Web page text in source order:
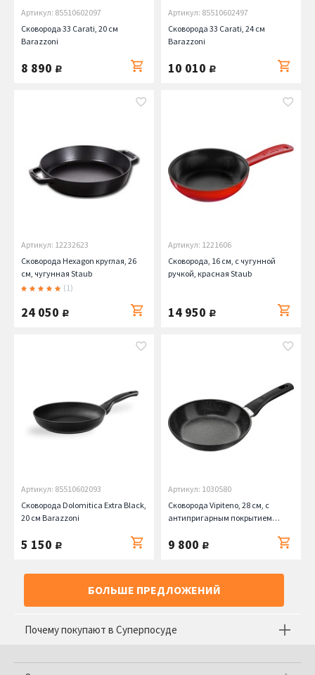
Артикул: 85510602097
Сковорода 33 Carati, 20 см
Barazzoni
8 890 руб.
Артикул: 85510602497
Сковорода 33 Carati, 24 см
Barazzoni
10 010 руб.
Артикул: 12232623
Сковорода Hexagon круглая, 26
см, чугунная Staub
(1)
24 050 руб.
Артикул: 1221606
Сковорода, 16 см, с чугунной
ручкой, красная Staub
14 950 руб.
Артикул: 85510602093
Сковорода Dolomitica Extra Black,
20 см Barazzoni
5 150 руб.
Артикул: 1030580
Сковорода Vipiteno, 28 см, c
антипригарным покрытием
9 800 руб.
БОЛЬШЕ ПРЕДЛОЖЕНИЙ
Почему покупают в Суперпосуде